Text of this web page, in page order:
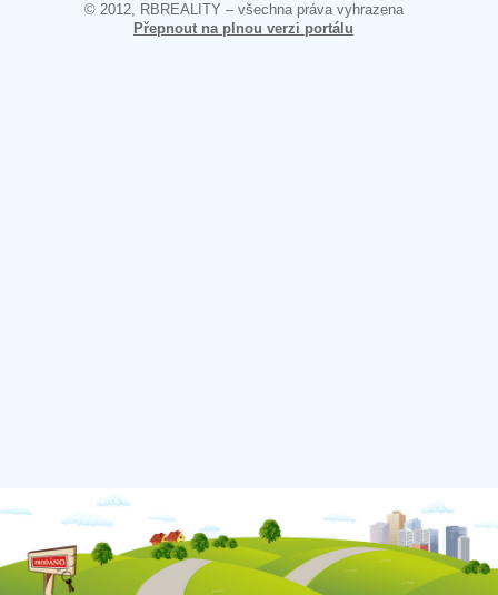
© 2012, RBREALITY – všechna práva vyhrazena
Přepnout na plnou verzi portálu